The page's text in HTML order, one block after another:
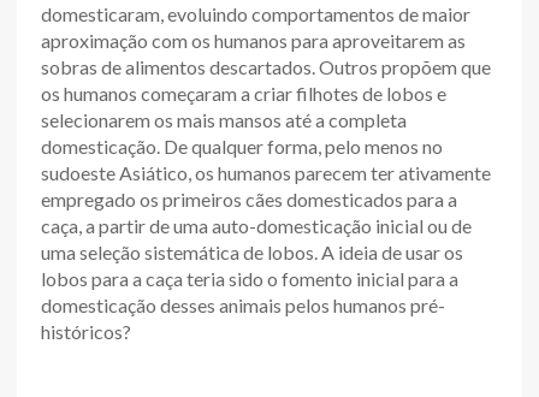
domesticaram, evoluindo comportamentos de maior
aproximação com os humanos para aproveitarem as
sobras de alimentos descartados. Outros propõem que
os humanos começaram a criar filhotes de lobos e
selecionarem os mais mansos até a completa
domesticação. De qualquer forma, pelo menos no
sudoeste Asiático, os humanos parecem ter ativamente
empregado os primeiros cães domesticados para a
caça, a partir de uma auto-domesticação inicial ou de
uma seleção sistemática de lobos. A ideia de usar os
lobos para a caça teria sido o fomento inicial para a
domesticação desses animais pelos humanos pré-
históricos?